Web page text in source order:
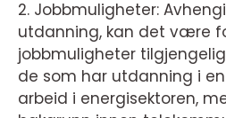
2. Jobbmuligheter:
utdanning, kan det være
jobbmuligheter
de som har utdanning i
arbeid i energisektoren,